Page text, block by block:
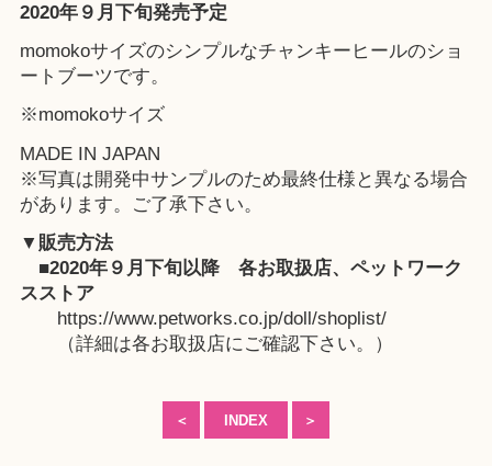
2020年９月下旬発売予定
momokoサイズのシンプルなチャンキーヒールのショ
ートブーツです。
※momokoサイズ
MADE IN JAPAN
※写真は開発中サンプルのため最終仕様と異なる場合
があります。ご了承下さい。
▼販売方法
■2020年９月下旬以降 各お取扱店、 ペットワーク
スストア
https://www.petworks.co.jp/doll/shoplist/
（詳細は各お取扱店にご確認下さい。）
＜ INDEX ＞